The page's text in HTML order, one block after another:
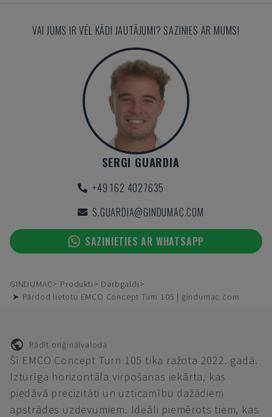
VAI JUMS IR VĒL KĀDI JAUTĀJUMI? SAZINIES AR MUMS!
SERGI GUARDIA
+49 162 4027635
S.GUARDIA@GINDUMAC.COM
SAZINIETIES AR WHATSAPP
GINDUMAC Produkti
Darbgaldi
➤ Pārdod lietotu EMCO Concept Turn 105 | gindumac.com
Rādīt oriģinālvalodā
Šī EMCO Concept Turn 105 tika ražota 2022. gadā.
Izturīga horizontāla virpošanas iekārta, kas
piedāvā precizitāti un uzticamību dažādiem
apstrādes uzdevumiem. Ideāli piemērots tiem, kas